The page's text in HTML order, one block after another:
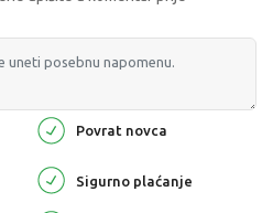
Povrat novca
Sigurno plaćanje